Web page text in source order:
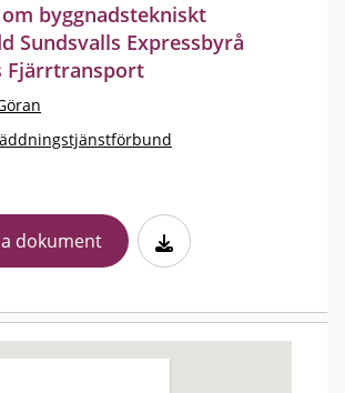
byggnadstekniskt
Sundsvalls Expressbyrå
Fjärrtransport
dokument